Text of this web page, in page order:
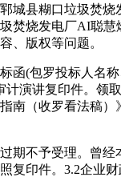
城县糊口垃圾焚
焚烧发电厂AI聪
、版权等问题。
(包罗投标人名称
演讲复印件。领
南（收罗看法稿
不予受理。曾经
复印件。3.2企业